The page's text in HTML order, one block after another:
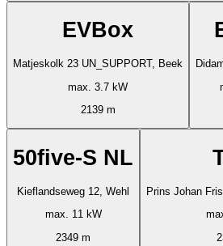
EVBox
Matjeskolk 23 UN_SUPPORT, Beek
max. 3.7 kW
2139 m
50five-S NL
Kieflandseweg 12, Wehl
max. 11 kW
2349 m
Prins Johan